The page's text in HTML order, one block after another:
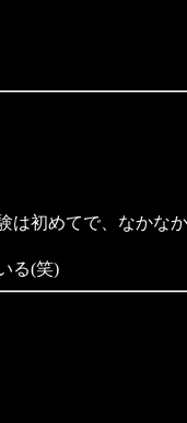
初めてで、なかな
る(笑)